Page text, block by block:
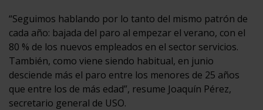
“Seguimos hablando por lo tanto del mismo patrón de
cada año: bajada del paro al empezar el verano, con el
80 % de los nuevos empleados en el sector servicios.
También, como viene siendo habitual, en junio
desciende más el paro entre los menores de 25 años
que entre los de más edad”, resume Joaquín Pérez,
secretario general de USO.